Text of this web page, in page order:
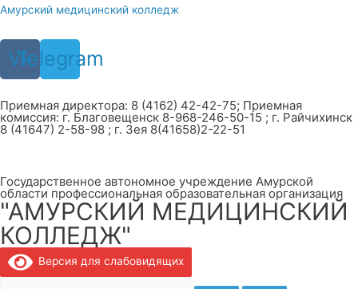
Перейти
содержимому
Амурский медицинский колледж
Vk
Telegram
Приемная директора: 8 (4162) 42-42-75; Приемная
комиссия: г. Благовещенск 8-968-246-50-15 ; г. Райчихинск
8 (41647) 2-58-98 ; г. Зея 8(41658)2-22-51
Государственное автономное учреждение Амурской
области профессиональная образовательная организация
"АМУРСКИЙ МЕДИЦИНСКИЙ
КОЛЛЕДЖ"
Версия для слабовидящих